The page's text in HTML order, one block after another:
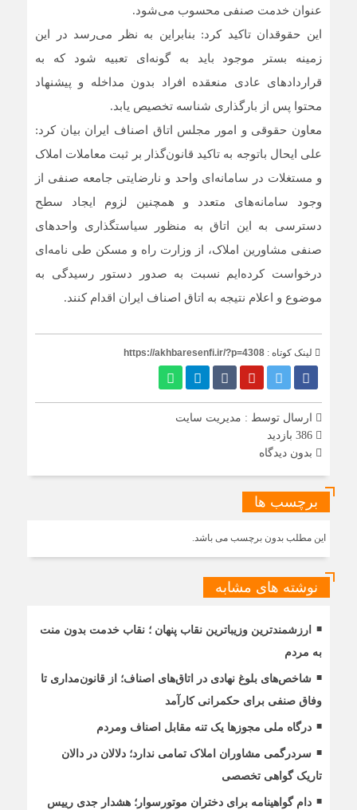
عنوان خدمت صنفی محسوب می‌شود.
این حقوقدان تاکید کرد: بنابراین به نظر می‌رسد در این
زمینه بستر موجود باید به گونه‌ای تعبیه شود که به
قراردادهای عادی منعقده افراد بدون مداخله و پیشنهاد
محتوا پس از بارگذاری شناسه تخصیص یابد.
معاون حقوقی و امور مجلس اتاق اصناف ایران بیان کرد:
علی ایحال باتوجه به تاکید قانون‌گذار بر ثبت معاملات‌ املاک
و مستغلات در سامانه‌ای واحد و نارضایتی جامعه صنفی از
وجود سامانه‌های متعدد و همچنین لزوم ایجاد سطح
دسترسی به این اتاق به منظور سیاستگذاری واحدهای
صنفی مشاورین املاک، از وزارت راه و مسکن طی نامه‌ای
درخواست کرده‌ایم نسبت به صدور دستور رسیدگی به
موضوع و اعلام نتیجه به اتاق اصناف ایران اقدام کنند.
لینک کوتاه : https://akhbaresenfi.ir/?p=4308
ارسال توسط : مدیریت سایت
بدون دیدگاه
برچسب ها
این مطلب بدون برچسب می باشد.
نوشته های مشابه
ارزشمندترین وزیباترین نقاب پنهان ؛ نقاب خدمت بدون منت
به مردم
شاخص‌های بلوغ نهادی در اتاق‌های اصناف؛ از قانون‌مداری تا
وفاق صنفی برای حکمرانی کارآمد
درگاه ملی مجوزها یک تنه مقابل اصناف ومردم
سردرگمی مشاوران املاک تمامی ندارد؛ دلالان در دالان
تاریک گواهی تخصصی
دام گواهینامه برای دختران موتورسوار؛ هشدار جدی رییس